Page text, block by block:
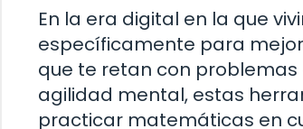
En la era digital en la que
específicamente para
que te retan con
agilidad mental, estas
practicar matemáticas en